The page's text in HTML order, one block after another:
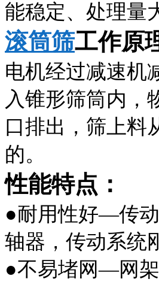
能稳定、处理量
滚筒筛工作原
电机经过减速机
入锥形筛筒内，
口排出，筛上料
的。
性能特点：
●耐用性好—传
轴器，传动系统
●不易堵网—网架